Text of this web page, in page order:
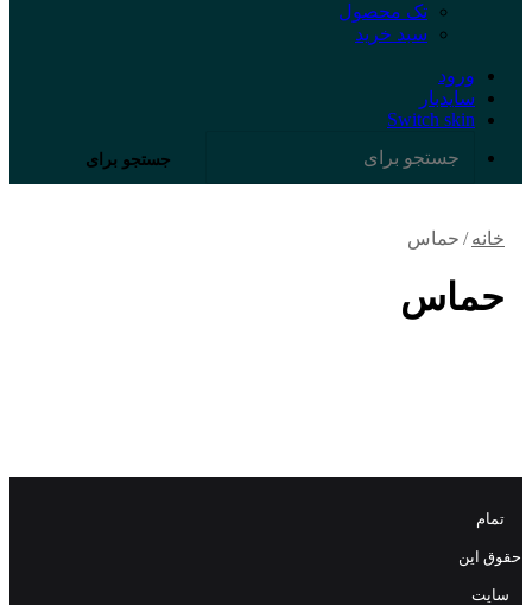
تک محصول
سبد خرید
ورود
سایدبار
Switch skin
جستجو برای
خانه / حماس
حماس
تمام
حقوق این
سایت